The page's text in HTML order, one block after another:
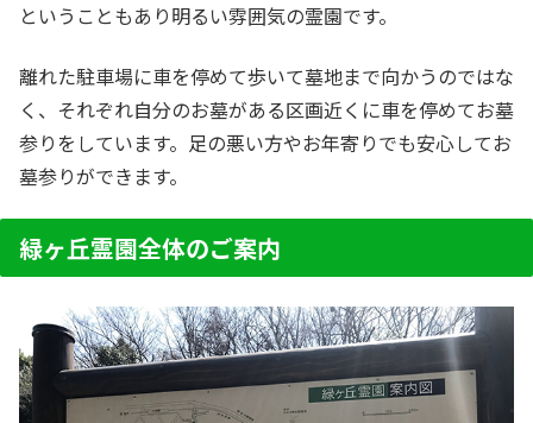
ということもあり明るい雰囲気の霊園です。
離れた駐車場に車を停めて歩いて墓地まで向かうのではな
く、それぞれ自分のお墓がある区画近くに車を停めてお墓
参りをしています。足の悪い方やお年寄りでも安心してお
墓参りができます。
緑ヶ丘霊園全体のご案内